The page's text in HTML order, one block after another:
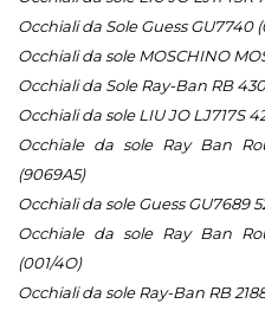
Occhiali da Sole Guess GU7740
Occhiali da sole MOSCHINO
Occhiali da Sole Ray-Ban RB
Occhiali da sole LIU JO LJ717S
Occhiale da sole Ray Ban
(9069A5)
Occhiali da sole Guess GU7689
Occhiale da sole Ray Ban
(001/4O)
Occhiali da sole Ray-Ban RB